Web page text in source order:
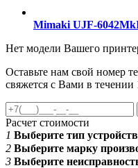
Mimaki UJF-
Нет модели Вашего
Оставьте нам свой номер
свяжется с Вами в
Расчет стоимости
1 Выберите тип
2 Выберите марку
3 Выберите